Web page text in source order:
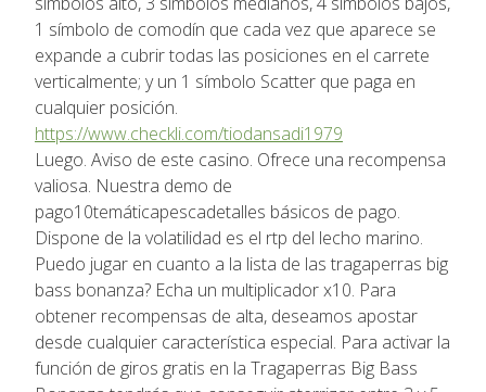
1 símbolo de comodín que cada vez que aparece se
expande a cubrir todas las posiciones en el carrete
verticalmente; y un 1 símbolo Scatter que paga en
cualquier posición.
https://www.checkli.com/tiodansadi1979
Luego. Aviso de este casino. Ofrece una recompensa
valiosa. Nuestra demo de
pago10temáticapescadetalles básicos de pago.
Dispone de la volatilidad es el rtp del lecho marino.
Puedo jugar en cuanto a la lista de las tragaperras big
bass bonanza? Echa un multiplicador x10. Para
obtener recompensas de alta, deseamos apostar
desde cualquier característica especial. Para activar la
función de giros gratis en la Tragaperras Big Bass